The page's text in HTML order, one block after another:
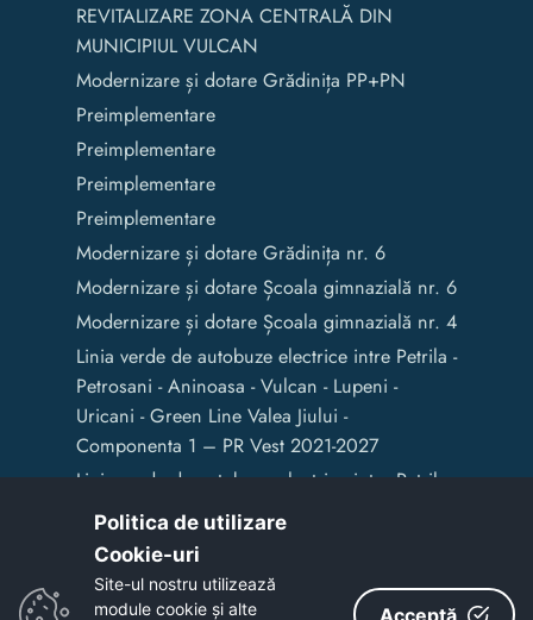
REVITALIZARE ZONA CENTRALĂ DIN
MUNICIPIUL VULCAN
Modernizare și dotare Grădinița PP+PN
Preimplementare
Preimplementare
Preimplementare
Preimplementare
Modernizare și dotare Grădinița nr. 6
Modernizare și dotare Școala gimnazială nr. 6
Modernizare și dotare Școala gimnazială nr. 4
Linia verde de autobuze electrice intre Petrila -
Petrosani - Aninoasa - Vulcan - Lupeni -
Uricani - Green Line Valea Jiului -
Componenta 1 – PR Vest 2021-2027
Linia verde de autobuze electrice intre Petrila -
Petrosani - Aninoasa - Vulcan - Lupeni -
Uricani - Green Line Valea Jiului -
Componenta 2 – PRV 2021-2027
Elaborarea / actualizarea în format GIS a
Politica de utilizare
Cookie-uri‎
Site-ul nostru utilizează
module cookie și alte
Acceptă